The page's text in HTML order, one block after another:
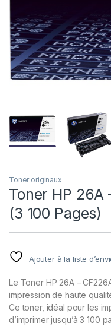
Toner originaux
Toner HP
(3 100 Pages)
Ajouter à la liste
Le Toner HP 26A –
impression de haute
Ce toner, idéal pour les
d’imprimer jusqu’à 3 100